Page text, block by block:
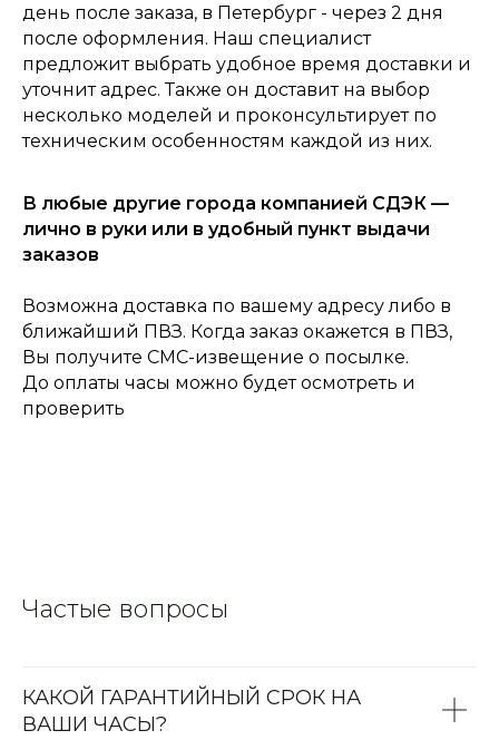
Главная Каталог
Консультация Корзина
0
день после заказа, в Петербург - через 2 дня
после оформления. Наш специалист
предложит выбрать удобное время доставки и
уточнит адрес. Также он доставит на выбор
несколько моделей и проконсультирует по
техническим особенностям каждой из них.
В любые другие города компанией СДЭК —
лично в руки или в удобный пункт выдачи
заказов
Возможна доставка по вашему адресу либо в
ближайший ПВЗ. Когда заказ окажется в ПВЗ,
Вы получите СМС-извещение о посылке.
До оплаты часы можно будет осмотреть и
проверить
Частые вопросы
КАКОЙ ГАРАНТИЙНЫЙ СРОК НА
ВАШИ ЧАСЫ?